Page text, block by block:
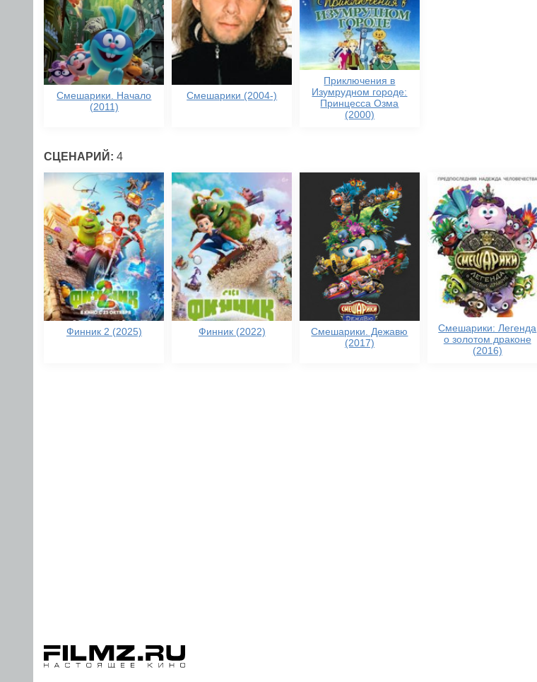
Смешарики. Начало
(2011)
Смешарики (2004-)
Приключения в
Изумрудном городе:
Принцесса Озма
(2000)
СЦЕНАРИЙ: 4
Финник 2 (2025) Финник (2022)
Смешарики. Дежавю
(2017)
Смешарики: Легенда
о золотом драконе
(2016)